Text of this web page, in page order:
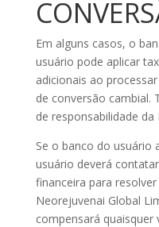
Em alguns casos, o
usuário pode aplicar
adicionais ao
de conversão cambial.
de responsabilidade
Se o banco do usuário
usuário deverá
financeira para
Neorejuvenai Global
compensará quaisquer